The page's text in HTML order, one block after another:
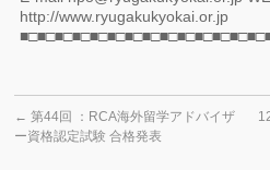
http://www.ryugakukyokai.or.jp
← 第44回 ：RCA海外留学アドバイザ
ー資格認定試験 合格発表